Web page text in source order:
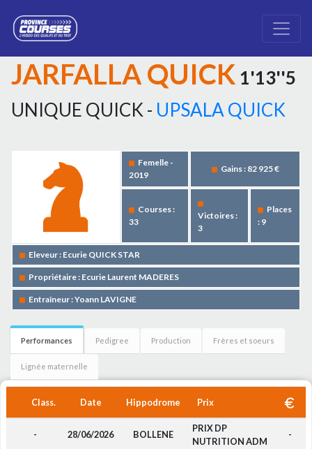
JARFALLA QUICK 1'13''5
UNIQUE QUICK - UPSALA QUICK
Femelle -
2019
Gains : 82 925 €
Courses :
33
Victoires :
3
Places
: 9
Eleveur : Ecurie QUICK STAR
Propriétaire : Ecurie Laurent MADERES
Entraîneur : Yoann LAVIGNE
Performances Pedigree Production Frères et soeurs
Lignée maternelle
Class. Date Hippodrome Prix
- 28/06/2026 BOLLENE
PRIX DP
NUTRITION ADM
-